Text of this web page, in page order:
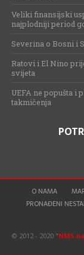
Veliki finansijski
najplodniji period
Severina o Bosni i
Ratovi i El Nino
svijeta
UEFA ne popušta
takmičenja
O NAMA
PRONAĐENI
© 2012 - 2020 "NMS.ba